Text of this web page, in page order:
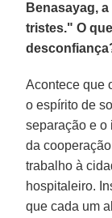
Benasayag,
tristes." O
Acontece que
o espírito de
separação e o
da
trabalho à
hospitaleiro.
que cada um